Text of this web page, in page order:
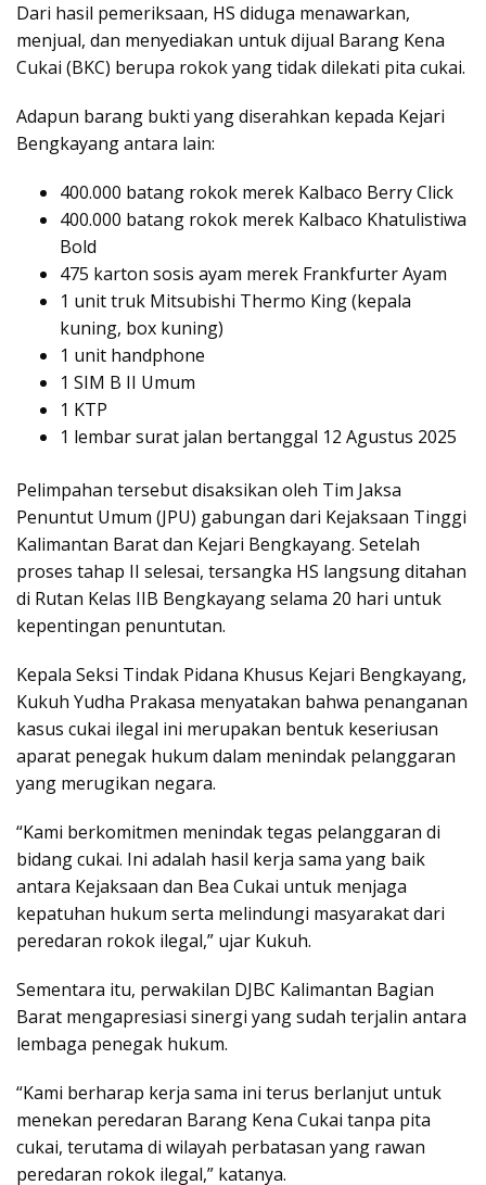
Dari hasil pemeriksaan, HS diduga menawarkan,
menjual, dan menyediakan untuk dijual Barang Kena
Cukai (BKC) berupa rokok yang tidak dilekati pita cukai.
Adapun barang bukti yang diserahkan kepada Kejari
Bengkayang antara lain:
400.000 batang rokok merek Kalbaco Berry Click
400.000 batang rokok merek Kalbaco Khatulistiwa
Bold
475 karton sosis ayam merek Frankfurter Ayam
1 unit truk Mitsubishi Thermo King (kepala
kuning, box kuning)
1 unit handphone
1 SIM B II Umum
1 KTP
1 lembar surat jalan bertanggal 12 Agustus 2025
Pelimpahan tersebut disaksikan oleh Tim Jaksa
Penuntut Umum (JPU) gabungan dari Kejaksaan Tinggi
Kalimantan Barat dan Kejari Bengkayang. Setelah
proses tahap II selesai, tersangka HS langsung ditahan
di Rutan Kelas IIB Bengkayang selama 20 hari untuk
kepentingan penuntutan.
Kepala Seksi Tindak Pidana Khusus Kejari Bengkayang,
Kukuh Yudha Prakasa menyatakan bahwa penanganan
kasus cukai ilegal ini merupakan bentuk keseriusan
aparat penegak hukum dalam menindak pelanggaran
yang merugikan negara.
“Kami berkomitmen menindak tegas pelanggaran di
bidang cukai. Ini adalah hasil kerja sama yang baik
antara Kejaksaan dan Bea Cukai untuk menjaga
kepatuhan hukum serta melindungi masyarakat dari
peredaran rokok ilegal,” ujar Kukuh.
Sementara itu, perwakilan DJBC Kalimantan Bagian
Barat mengapresiasi sinergi yang sudah terjalin antara
lembaga penegak hukum.
“Kami berharap kerja sama ini terus berlanjut untuk
menekan peredaran Barang Kena Cukai tanpa pita
cukai, terutama di wilayah perbatasan yang rawan
peredaran rokok ilegal,” katanya.